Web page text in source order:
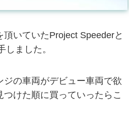
いていたProject Speederと
しました。
ジの車両がデビュー車両で欲
つけた順に買っていったらこ